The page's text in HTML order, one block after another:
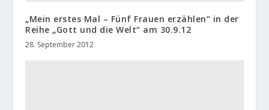
„Mein erstes Mal – Fünf Frauen erzählen“ in der
Reihe „Gott und die Welt“ am 30.9.12
28. September 2012